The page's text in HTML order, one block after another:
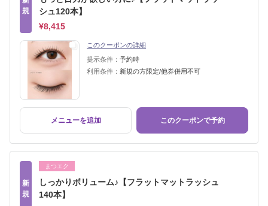
規
シュ120本】
¥8,415
このクーポンの詳細
提示条件： 予約時
利用条件： 新規の方限定/他券併用不可
メニューを追加 このクーポンで予約
新
規
まつエク
しっかりボリューム♪【フラットマットラッシュ
140本】